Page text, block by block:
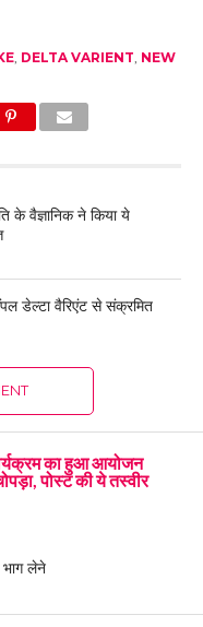
, DELTA VARIENT NEW
के वैज्ञानिक ने किया ये
डेल्टा वैरिएंट से संक्रमित
का हुआ आयोजन
पोस्ट की ये तस्वीर
लेने